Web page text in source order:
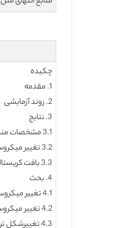
چکیده
1. مقدمه
2. روند آزمایشی
3. نتایج
3.1 مشخصات منحنی جریان
3.2 تغییر میکروساختار
3.3 بافت کریستالوگرافی
4. بحث
4.1 تغییر میکروساختاری فاز فریتی
4.2 تغییر میکروساختار فاز آستنیتی
4.3 تغییرشکل تراکم پذیر دوفازی و حالات تغییرشکل متفاوت